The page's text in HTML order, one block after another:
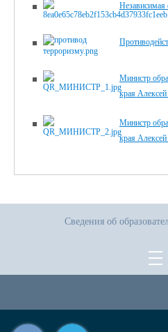
Независимая
Министр
края
Министр
края
Сведения об